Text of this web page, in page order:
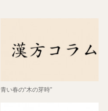
青い春の“木の芽時”